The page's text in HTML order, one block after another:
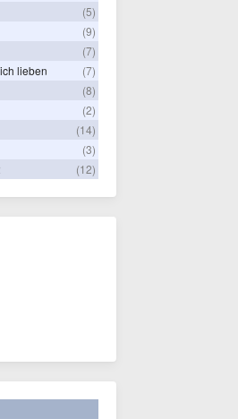
(5)
(9)
(7)
lieben
(7)
(8)
(2)
(14)
(3)
(12)